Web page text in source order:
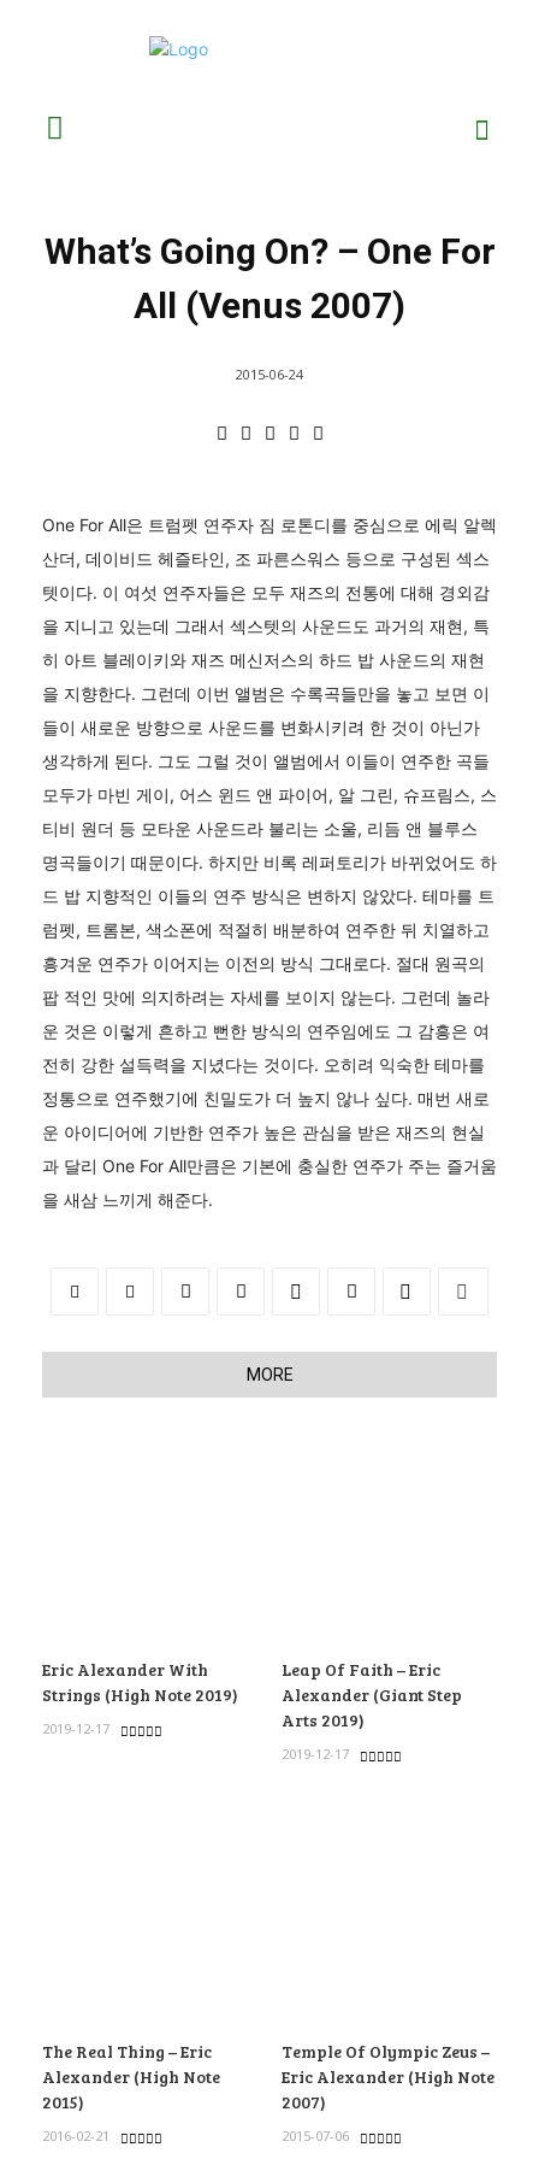
What’s Going On? – One For
All (Venus 2007)
2015-06-24
One For All은 트럼펫 연주자 짐 로톤디를 중심으로 에릭 알렉
산더, 데이비드 헤즐타인, 조 파른스워스 등으로 구성된 섹스
텟이다. 이 여섯 연주자들은 모두 재즈의 전통에 대해 경외감
을 지니고 있는데 그래서 섹스텟의 사운드도 과거의 재현, 특
히 아트 블레이키와 재즈 메신저스의 하드 밥 사운드의 재현
을 지향한다. 그런데 이번 앨범은 수록곡들만을 놓고 보면 이
들이 새로운 방향으로 사운드를 변화시키려 한 것이 아닌가
생각하게 된다. 그도 그럴 것이 앨범에서 이들이 연주한 곡들
모두가 마빈 게이, 어스 윈드 앤 파이어, 알 그린, 슈프림스, 스
티비 원더 등 모타운 사운드라 불리는 소울, 리듬 앤 블루스
명곡들이기 때문이다. 하지만 비록 레퍼토리가 바뀌었어도 하
드 밥 지향적인 이들의 연주 방식은 변하지 않았다. 테마를 트
럼펫, 트롬본, 색소폰에 적절히 배분하여 연주한 뒤 치열하고
흥겨운 연주가 이어지는 이전의 방식 그대로다. 절대 원곡의
팝 적인 맛에 의지하려는 자세를 보이지 않는다. 그런데 놀라
운 것은 이렇게 흔하고 뻔한 방식의 연주임에도 그 감흥은 여
전히 강한 설득력을 지녔다는 것이다. 오히려 익숙한 테마를
정통으로 연주했기에 친밀도가 더 높지 않나 싶다. 매번 새로
운 아이디어에 기반한 연주가 높은 관심을 받은 재즈의 현실
과 달리 One For All만큼은 기본에 충실한 연주가 주는 즐거움
을 새삼 느끼게 해준다.
MORE
Eric Alexander With
Strings (High Note 2019)
2019-12-17
Leap Of Faith – Eric
Alexander (Giant Step
Arts 2019)
2019-12-17
The Real Thing – Eric
Alexander (High Note
2015)
2016-02-21
Temple Of Olympic Zeus –
Eric Alexander (High Note
2007)
2015-07-06